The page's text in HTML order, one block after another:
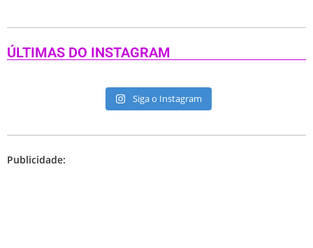
ÚLTIMAS DO INSTAGRAM
Siga o Instagram
Publicidade: